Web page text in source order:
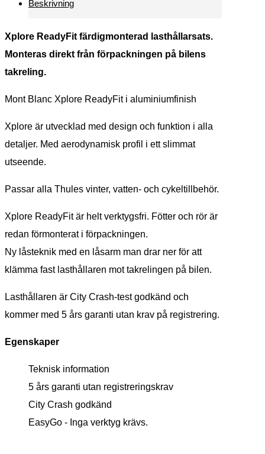
Beskrivning
Xplore ReadyFit färdigmonterad lasthållarsats.
Monteras direkt från förpackningen på bilens
takreling.
Mont Blanc Xplore ReadyFit i aluminiumfinish
Xplore är utvecklad med design och funktion i alla
detaljer. Med aerodynamisk profil i ett slimmat
utseende.
Passar alla Thules vinter, vatten- och cykeltillbehör.
Xplore ReadyFit är helt verktygsfri. Fötter och rör är
redan förmonterat i förpackningen.
Ny låsteknik med en låsarm man drar ner för att
klämma fast lasthållaren mot takrelingen på bilen.
Lasthållaren är City Crash-test godkänd och
kommer med 5 års garanti utan krav på registrering.
Egenskaper
Teknisk information
5 års garanti utan registreringskrav
City Crash godkänd
EasyGo - Inga verktyg krävs.